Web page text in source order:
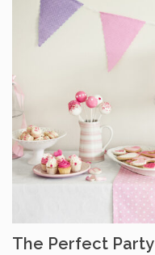
The Perfect Party